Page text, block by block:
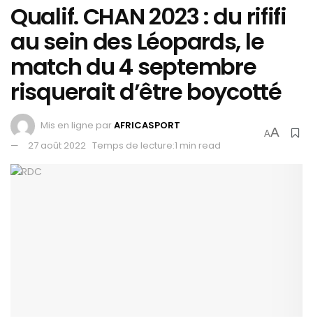
Qualif. CHAN 2023 : du rififi
au sein des Léopards, le
match du 4 septembre
risquerait d’être boycotté
Mis en ligne parAFRICASPORT
27 août 2022 Temps de lecture:1 min read
AA